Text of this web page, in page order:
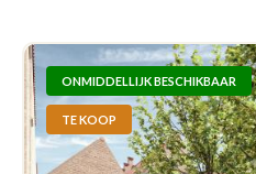
ONMIDDELLIJK BESCHIKBAAR
TE KOOP